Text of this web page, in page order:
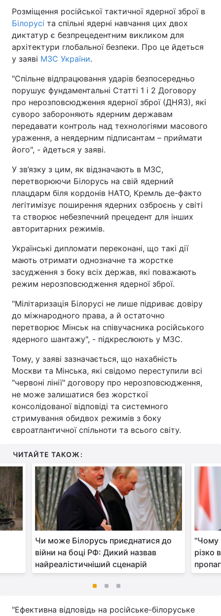
Розміщення російської тактичної ядерної зброї в
Білорусі та спільні ядерні навчання цих двох
диктатур є безпрецедентним викликом для
архітектури глобальної безпеки. Про це йдеться
у заяві МЗС України.
"Спільне відпрацювання ударів безпосередньо
порушує фундаментальні Статті 1 і 2 Договору
про нерозповсюдження ядерної зброї (ДНЯЗ), які
суворо забороняють ядерним державам
передавати контроль над технологіями масового
ураження, а неядерним підписантам – приймати
його", - йдеться у заяві.
У зв’язку з цим, як відзначають в МЗС,
перетворюючи Білорусь на свій ядерний
плацдарм біля кордонів НАТО, Кремль де-факто
легітимізує поширення ядерних озброєнь у світі
та створює небезпечний прецедент для інших
авторитарних режимів.
Українські дипломати переконані, що такі дії
мають отримати однозначне та жорстке
засудження з боку всіх держав, які поважають
режим нерозповсюдження ядерної зброї.
"Мілітаризація Білорусі не лише підриває довіру
до міжнародного права, а й остаточно
перетворює Мінськ на співучасника російського
ядерного шантажу", - підкреслюють у МЗС.
Тому, у заяві зазначається, що нахабність
Москви та Мінська, які свідомо переступили всі
"червоні лінії" договору про нерозповсюдження,
не може залишатися без жорсткої
консолідованої відповіді та системного
стримування обидвох режимів з боку
євроатлантичної спільноти та всього світу.
ЧИТАЙТЕ ТАКОЖ:
Чи може Білорусь приєднатися до
війни на боці РФ: Дикий назвав
найреалістичніший сценарій
"Чому
різко
"Ефективна відповідь на російське-білоруське